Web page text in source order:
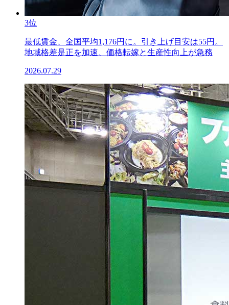
3位
最低賃金、全国平均1,176円に。引き上げ目安は55円。
地域格差是正を加速、価格転嫁と生産性向上が急務
2026.07.29